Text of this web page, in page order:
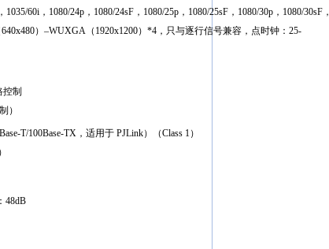
60i，1080/24p，1080/24sF，1080/25p，1080/25sF，1080/30p，1080/30sF，
640x480）–WUXGA（1920x1200）*4，只与逐行信号兼容，点时钟：25-
制
）
T/100Base-TX，适用于 PJLink）（Class 1）
48dB